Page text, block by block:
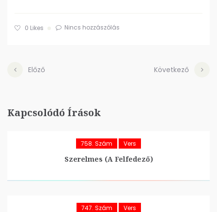
0 Likes Nincs hozzászólás
Előző Következő
Kapcsolódó Írások
758. Szám Vers
Szerelmes (A Felfedező)
747. Szám Vers